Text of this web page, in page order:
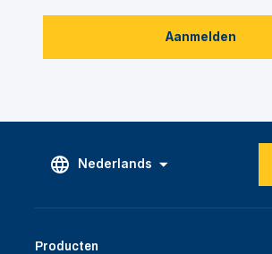
Aanmelden
Nederlands
Producten